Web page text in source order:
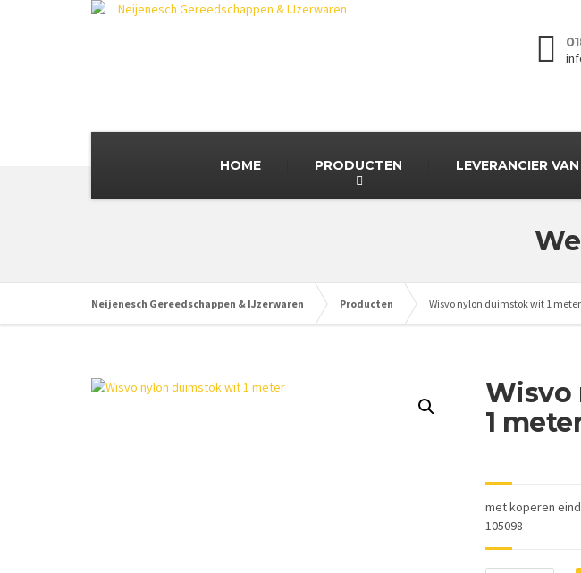
HOME PRODUCTEN LEVERANCIER VAN
Neijenesch Gereedschappen & IJzerwaren Producten Wisvo nylon duimstok wit 1 meter
Wisvo
1
met koperen
105098